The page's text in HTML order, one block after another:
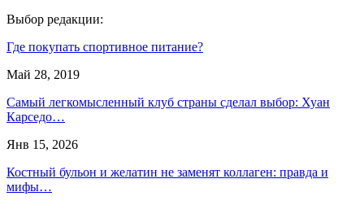
Выбор редакции:
Где покупать спортивное питание?
Май 28, 2019
Самый легкомысленный клуб страны сделал выбор: Хуан
Карседо…
Янв 15, 2026
Костный бульон и желатин не заменят коллаген: правда и
мифы…